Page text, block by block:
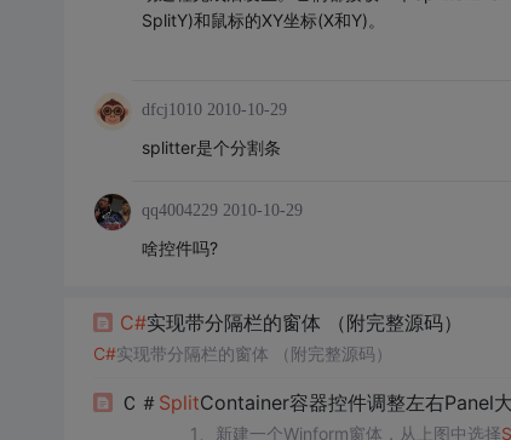
SplitY)和鼠标的XY坐标(X和Y)。
dfcj1010 2010-10-29
splitter是个分割条
qq4004229 2010-10-29
啥控件吗?
C#实现带分隔栏的窗体 （附完整源码）
C#实现带分隔栏的窗体 （附完整源码）
Ｃ＃ SplitContainer容器控件调整左右Panel
1、新建一个Winform窗体，从上图中选择